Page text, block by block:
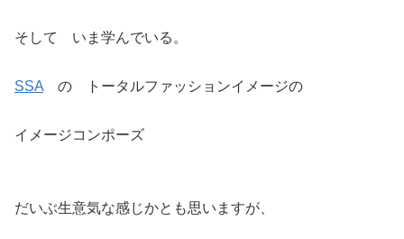
そして いま学んでいる。
SSA の トータルファッションイメージの
イメージコンポーズ
だいぶ生意気な感じかとも思いますが、